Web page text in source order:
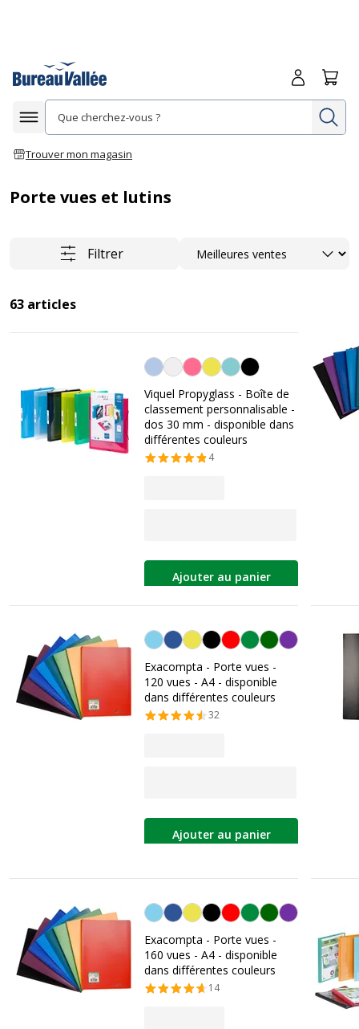
Afficher la navigation
Trouver mon magasin
Me
Porte vues et lutins
Filtrer Trier
63 articles
Personnalisation de la couleur
Viquel Propyglass - Boîte de
classement personnalisable -
dos 30 mm - disponible dans
différentes couleurs
4
Ajouter au panier
Personnalisation de la couleur
Exacompta - Porte vues -
120 vues - A4 - disponible
dans différentes couleurs
32
Ajouter au panier
Personnalisation de la couleur
Exacompta - Porte vues -
160 vues - A4 - disponible
dans différentes couleurs
14